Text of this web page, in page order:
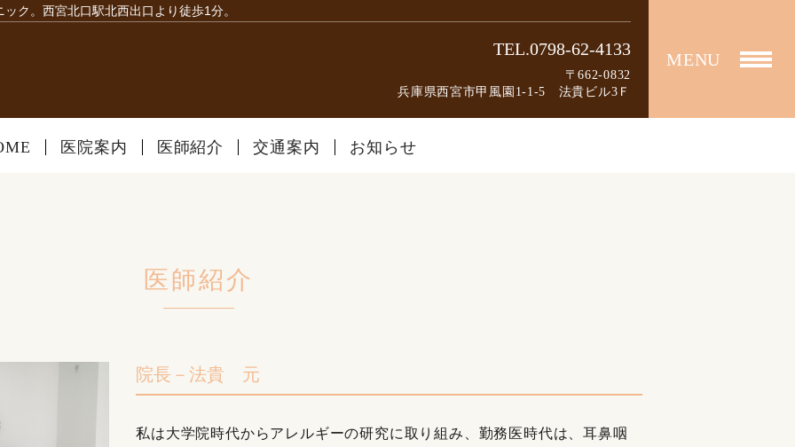
ク。西宮北口駅北西出口より徒歩1分。
TEL.0798-62-4133
〒662-0832
兵庫県西宮市甲風園1-1-5 法貴ビル3Ｆ
MENU
医院案内 医師紹介 交通案内 お知らせ
医師紹介
院長－法貴 元
私は大学院時代からアレルギーの研究に取り組み、勤務医時代は、耳鼻咽